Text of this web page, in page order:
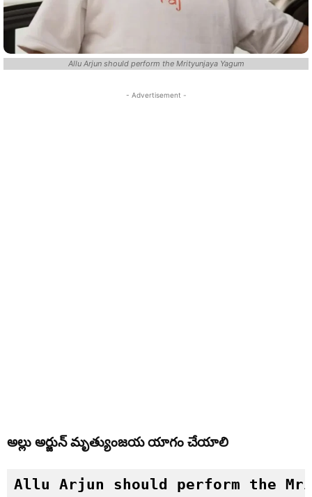
Allu Arjun should perform the Mrityunjaya Yagum
- Advertisement -
అల్లు అర్జున్ మృత్యుంజయ యాగం చేయాలి
Allu Arjun should perform the